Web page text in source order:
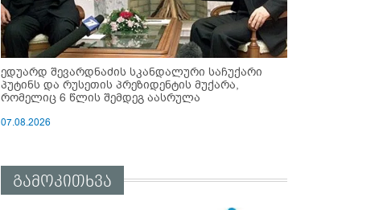
ედუარდ შევარდნაძის სკანდალური საჩუქარი
პუტინს და რუსეთის პრეზიდენტის მუქარა,
რომელიც 6 წლის შემდეგ აასრულა
07.08.2026
გამოკითხვა